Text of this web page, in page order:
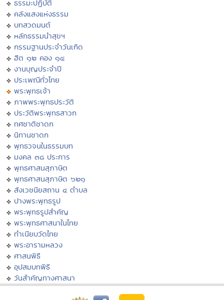
ธรรมะปฏิบัติ
คลังแสงแห่งธรรม
บทสวดมนต์
หลักธรรมนำสุขฯ
กรรมฐานประจำวันเกิด
ฮีต ๑๒ คอง ๑๔
งานบุญประจำปี
ประเพณีทั่วไทย
พระพุทธเจ้า
ภาพพระพุทธประวัติ
ประวัติพระพุทธสาวก
ทศชาติชาดก
นิทานชาดก
พุทธวจนในธรรมบท
มงคล ๓๘ ประการ
พุทธศาสนสุภาษิต
พุทธศาสนสุภาษิต ๖๒๑
สังเวชนียสถาน ๔ ตำบล
ปางพระพุทธรูป
พระพุทธรูปสำคัญ
พระพุทธศาสนาในไทย
ทำเนียบวัดไทย
พระอารามหลวง
ศาสนพิธี
อุปสมบทพิธี
วันสำคัญทางศาสนา